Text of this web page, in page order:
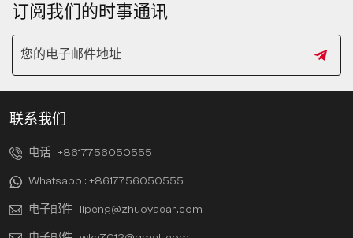
订阅我们的时事通讯
联系我们
电话 : +8617756050555
Whatsapp : +8617756050555
电子邮件 : lipeng@zhuoyacar.com